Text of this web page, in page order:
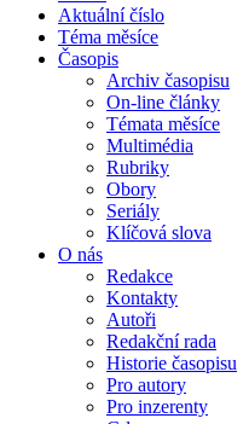
Aktuální číslo
Téma měsíce
Časopis
Archiv časopisu
On-line články
Témata měsíce
Multimédia
Rubriky
Obory
Seriály
Klíčová slova
O nás
Redakce
Kontakty
Autoři
Redakční rada
Historie časopisu
Pro autory
Pro inzerenty